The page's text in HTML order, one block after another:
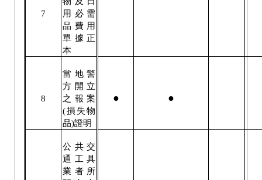
7
用必需
品費用
單據正
本
8
當地警
方開立
之報案
(損失物
品)證明
● ●
公共交
通工具
業者所